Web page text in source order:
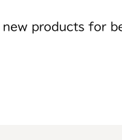
products for